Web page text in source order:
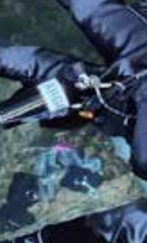
2024